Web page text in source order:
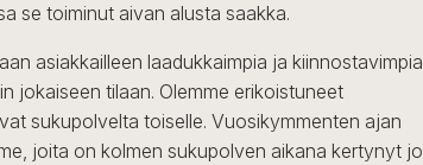
se toiminut aivan alusta saakka.
asiakkailleen laadukkaimpia ja kiinnostavimpia
jokaiseen tilaan. Olemme erikoistuneet
sukupolvelta toiselle. Vuosikymmenten ajan
joita on kolmen sukupolven aikana kertynyt jo